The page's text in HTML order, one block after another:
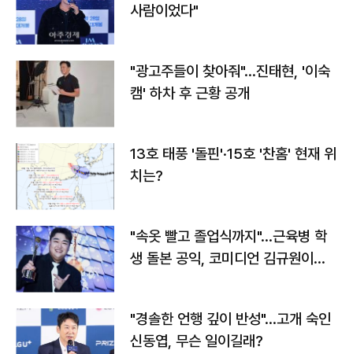
사람이었다"
"광고주들이 찾아줘"…진태현, '이숙
캠' 하차 후 근황 공개
13호 태풍 '돌핀'·15호 '찬홈' 현재 위
치는?
"속옷 빨고 졸업식까지"…근육병 학
생 돌본 공익, 코미디언 김규원이었
"경솔한 언행 깊이 반성"…고개 숙인
신동엽, 무슨 일이길래?